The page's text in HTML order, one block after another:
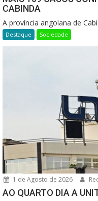
CABINDA
A província angolana de
Destaque Sociedade
1 de Agosto de 2026
AO QUARTO DIA A